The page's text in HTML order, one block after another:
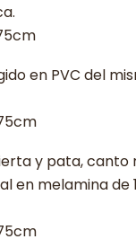
en PVC del
y pata, canto
en melamina de